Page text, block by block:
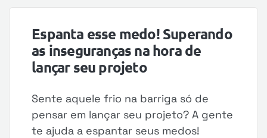
Espanta esse medo! Superando
as inseguranças na hora de
lançar seu projeto
Sente aquele frio na barriga só de
pensar em lançar seu projeto? A gente
te ajuda a espantar seus medos!